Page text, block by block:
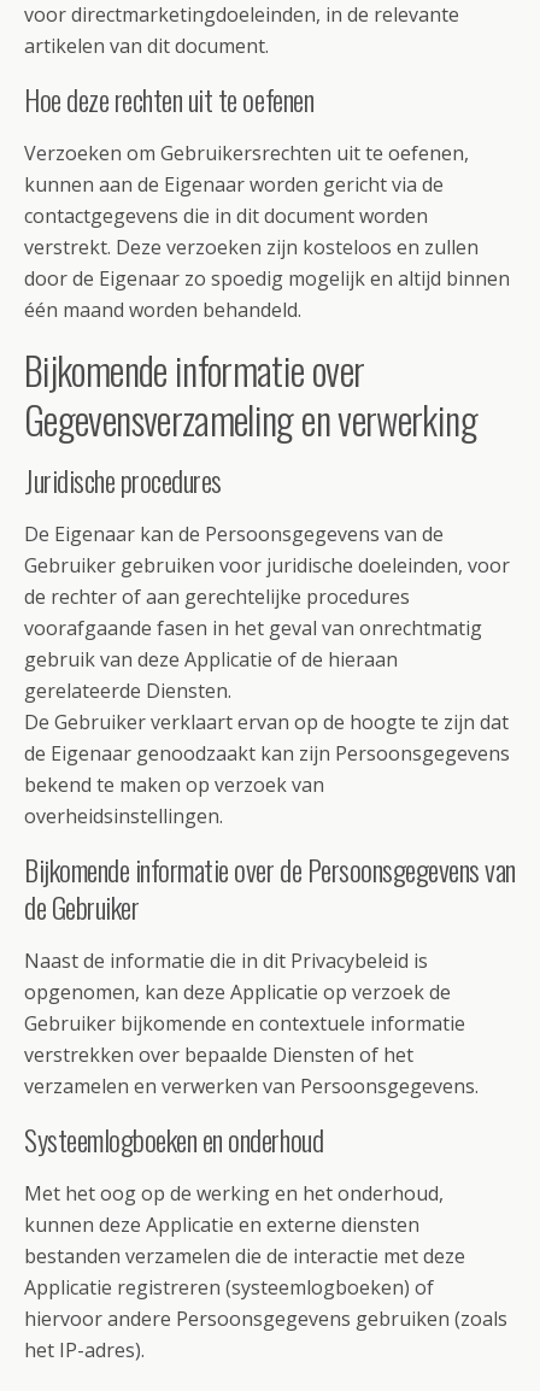
voor directmarketingdoeleinden, in de relevante
artikelen van dit document.
Hoe deze rechten uit te oefenen
Verzoeken om Gebruikersrechten uit te oefenen,
kunnen aan de Eigenaar worden gericht via de
contactgegevens die in dit document worden
verstrekt. Deze verzoeken zijn kosteloos en zullen
door de Eigenaar zo spoedig mogelijk en altijd binnen
één maand worden behandeld.
Bijkomende informatie over
Gegevensverzameling en verwerking
Juridische procedures
De Eigenaar kan de Persoonsgegevens van de
Gebruiker gebruiken voor juridische doeleinden, voor
de rechter of aan gerechtelijke procedures
voorafgaande fasen in het geval van onrechtmatig
gebruik van deze Applicatie of de hieraan
gerelateerde Diensten.
De Gebruiker verklaart ervan op de hoogte te zijn dat
de Eigenaar genoodzaakt kan zijn Persoonsgegevens
bekend te maken op verzoek van
overheidsinstellingen.
Bijkomende informatie over de Persoonsgegevens van
de Gebruiker
Naast de informatie die in dit Privacybeleid is
opgenomen, kan deze Applicatie op verzoek de
Gebruiker bijkomende en contextuele informatie
verstrekken over bepaalde Diensten of het
verzamelen en verwerken van Persoonsgegevens.
Systeemlogboeken en onderhoud
Met het oog op de werking en het onderhoud,
kunnen deze Applicatie en externe diensten
bestanden verzamelen die de interactie met deze
Applicatie registreren (systeemlogboeken) of
hiervoor andere Persoonsgegevens gebruiken (zoals
het IP-adres).